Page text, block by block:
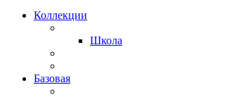
Коллекции
Школа
Базовая